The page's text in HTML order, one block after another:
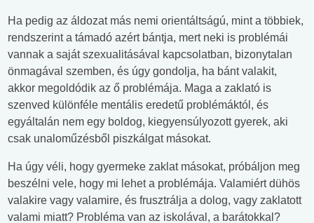
Ha pedig az áldozat más nemi orientáltságú, mint a többiek,
rendszerint a támadó azért bántja, mert neki is problémái
vannak a saját szexualitásával kapcsolatban, bizonytalan
önmagával szemben, és úgy gondolja, ha bánt valakit,
akkor megoldódik az ő problémája. Maga a zaklató is
szenved különféle mentális eredetű problémáktól, és
egyáltalán nem egy boldog, kiegyensúlyozott gyerek, aki
csak unaloműzésből piszkálgat másokat.
Ha úgy véli, hogy gyermeke zaklat másokat, próbáljon meg
beszélni vele, hogy mi lehet a problémája. Valamiért dühös
valakire vagy valamire, és frusztrálja a dolog, vagy zaklatott
valami miatt? Probléma van az iskolával, a barátokkal?